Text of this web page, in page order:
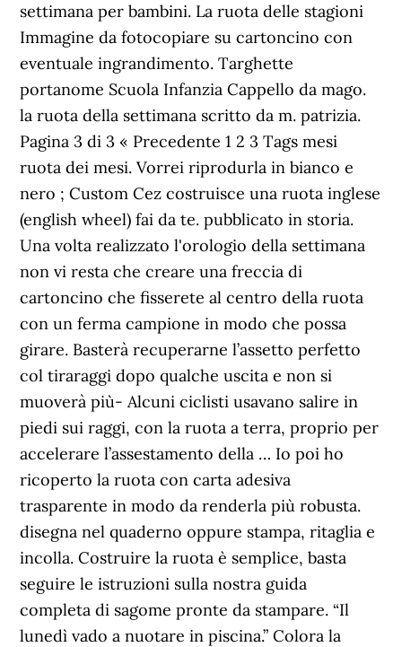
settimana per bambini. La ruota delle stagioni
Immagine da fotocopiare su cartoncino con
eventuale ingrandimento. Targhette
portanome Scuola Infanzia Cappello da mago.
la ruota della settimana scritto da m. patrizia.
Pagina 3 di 3 « Precedente 1 2 3 Tags mesi
ruota dei mesi. Vorrei riprodurla in bianco e
nero ; Custom Cez costruisce una ruota inglese
(english wheel) fai da te. pubblicato in storia.
Una volta realizzato l'orologio della settimana
non vi resta che creare una freccia di
cartoncino che fisserete al centro della ruota
con un ferma campione in modo che possa
girare. Basterà recuperarne l’assetto perfetto
col tiraraggi dopo qualche uscita e non si
muoverà più- Alcuni ciclisti usavano salire in
piedi sui raggi, con la ruota a terra, proprio per
accelerare l’assestamento della … Io poi ho
ricoperto la ruota con carta adesiva
trasparente in modo da renderla più robusta.
disegna nel quaderno oppure stampa, ritaglia e
incolla. Costruire la ruota è semplice, basta
seguire le istruzioni sulla nostra guida
completa di sagome pronte da stampare. “Il
lunedì vado a nuotare in piscina.” Colora la